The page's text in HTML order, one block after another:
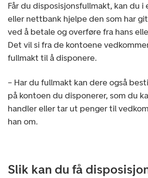
Får du disposisjonsfullmakt, kan du i
eller nettbank hjelpe den som har
ved å betale og overføre fra hans
Det vil si fra de kontoene
fullmakt til å disponere.
– Har du fullmakt kan dere også
på kontoen du disponerer, som du
handler eller tar ut penger til
han om.
Slik kan du få